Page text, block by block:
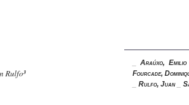
Rulfo³
_Araúxo, Emilio
Fourcade,
Rulfo, Juan_